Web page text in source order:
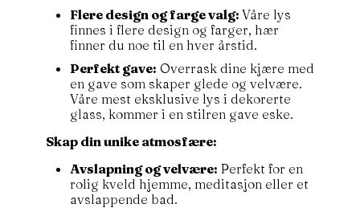
Flere design og farge valg: Våre lys
finnes i flere design og farger, hær
finner du noe til en hver årstid.
Perfekt gave: Overrask dine kjære med
en gave som skaper glede og velvære.
Våre mest eksklusive lys i dekorerte
glass, kommer i en stilren gave eske.
Skap din unike atmosfære:
Avslapning og velvære: Perfekt for en
rolig kveld hjemme, meditasjon eller et
avslappende bad.